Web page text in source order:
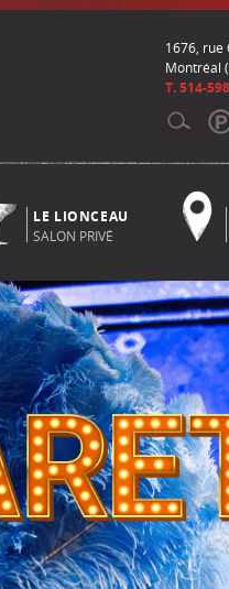
1676, rue
Montréal
T. 514-
LE LIONCEAU
SALON PRIVÉ